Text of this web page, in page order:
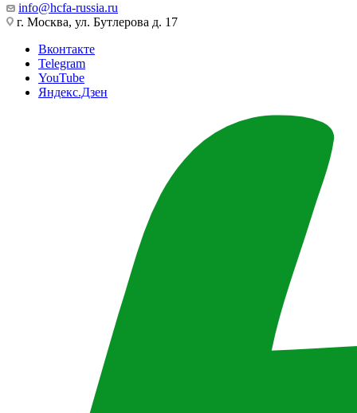
info@hcfa-russia.ru
г. Москва, ул. Бутлерова д. 17
Вконтакте
Telegram
YouTube
Яндекс.Дзен